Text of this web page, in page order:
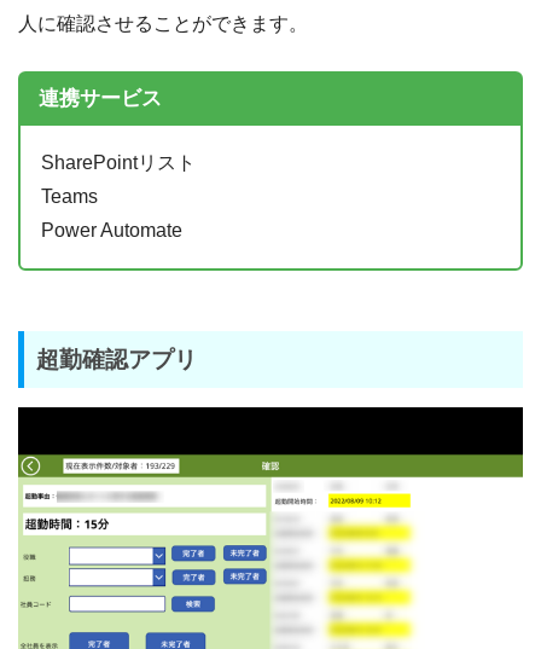
人に確認させることができます。
連携サービス
SharePointリスト
Teams
Power Automate
超勤確認アプリ